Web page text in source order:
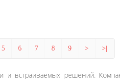
5 6 7 8 9 > >|
встраиваемых решений.